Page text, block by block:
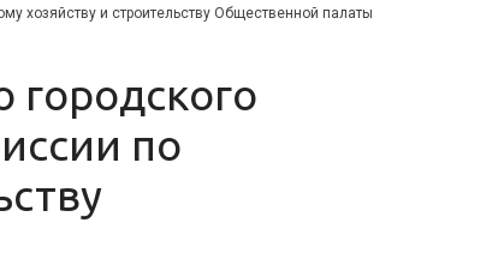
хозяйству и строительству Общественной палаты
по